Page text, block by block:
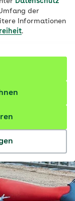
der
Informationen
.